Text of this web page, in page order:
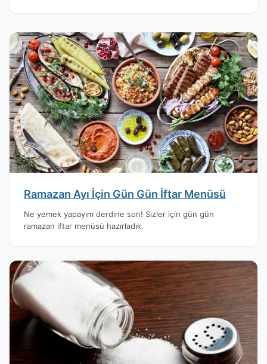
Ramazan Ayı İçin Gün Gün İftar Menüsü
Ne yemek yapayım derdine son! Sizler için gün gün
ramazan iftar menüsü hazırladık.